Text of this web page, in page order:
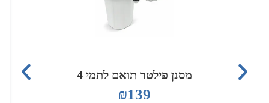
מסנן פילטר תואם לתמי 4
₪139